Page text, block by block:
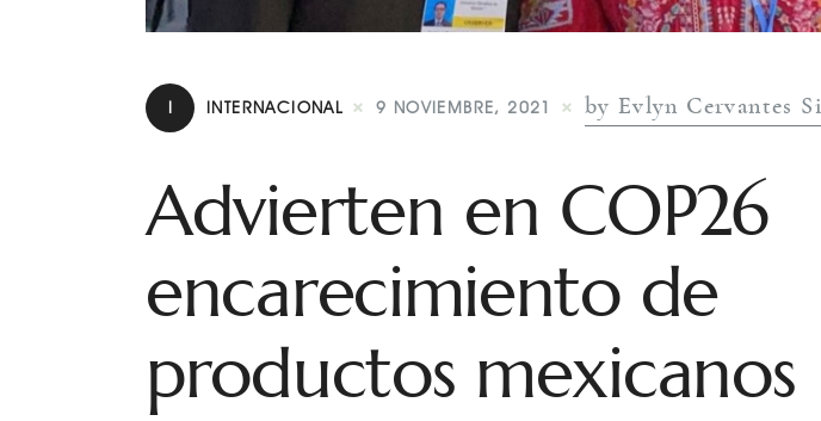
I INTERNACIONAL 9 NOVIEMBRE, 2021 by Evlyn Cervantes
Advierten en COP26
encarecimiento de
productos mexicanos